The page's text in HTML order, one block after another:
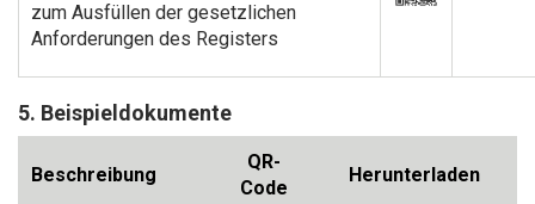
zum Ausfüllen der gesetzlichen
Anforderungen des Registers
5. Beispieldokumente
Beschreibung
QR-
Code
Herunterladen